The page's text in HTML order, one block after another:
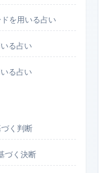
を用いる占い
る占い
る占い
く判断
づく決断